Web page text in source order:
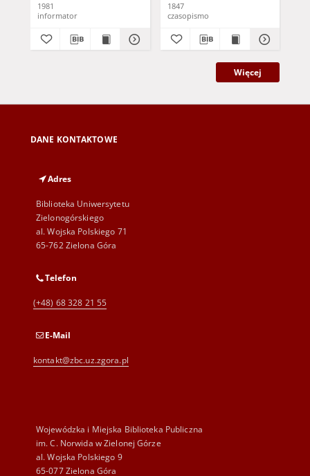
1981
informator
1847
czasopismo
Więcej
DANE KONTAKTOWE
Adres
Biblioteka Uniwersytetu
Zielonogórskiego
al. Wojska Polskiego 71
65-762 Zielona Góra
Telefon
(+48) 68 328 21 55
E-Mail
kontakt@zbc.uz.zgora.pl
Wojewódzka i Miejska Biblioteka Publiczna
im. C. Norwida w Zielonej Górze
al. Wojska Polskiego 9
65-077 Zielona Góra